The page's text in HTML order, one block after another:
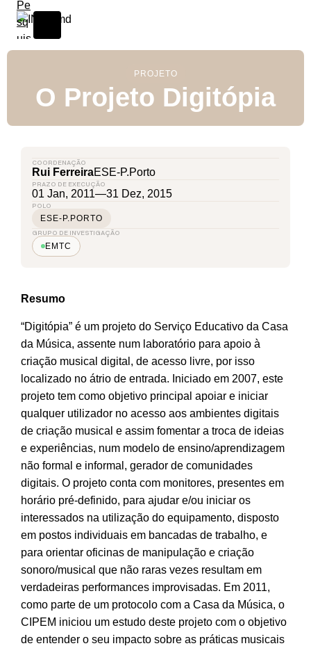
PROJETO
O Projeto Digitópia
COORDENAÇÃO
Rui FerreiraESE-P.Porto
PRAZO DE EXECUÇÃO
01 Jan, 2011—31 Dez, 2015
POLO
ESE-P.PORTO
GRUPO DE INVESTIGAÇÃO
EMTC
Resumo
“Digitópia” é um projeto do Serviço Educativo da Casa
da Música, assente num laboratório para apoio à
criação musical digital, de acesso livre, por isso
localizado no átrio de entrada. Iniciado em 2007, este
projeto tem como objetivo principal apoiar e iniciar
qualquer utilizador no acesso aos ambientes digitais
de criação musical e assim fomentar a troca de ideias
e experiências, num modelo de ensino/aprendizagem
não formal e informal, gerador de comunidades
digitais. O projeto conta com monitores, presentes em
horário pré-definido, para ajudar e/ou iniciar os
interessados na utilização do equipamento, disposto
em postos individuais em bancadas de trabalho, e
para orientar oficinas de manipulação e criação
sonoro/musical que não raras vezes resultam em
verdadeiras performances improvisadas. Em 2011,
como parte de um protocolo com a Casa da Música, o
CIPEM iniciou um estudo deste projeto com o objetivo
de entender o seu impacto sobre as práticas musicais